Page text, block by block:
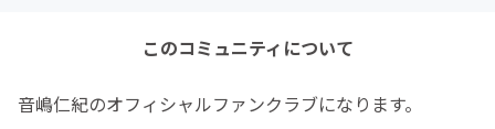
このコミュニティについて
音嶋仁紀のオフィシャルファンクラブになります。